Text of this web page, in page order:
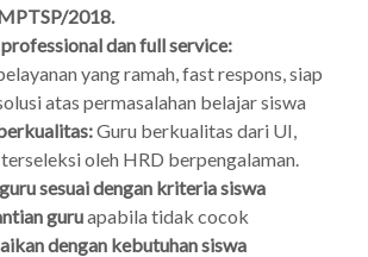
2018.
dan full service:
yang ramah, fast respons, siap
atas permasalahan belajar siswa
Guru berkualitas dari UI,
oleh HRD berpengalaman.
guru sesuai dengan kriteria siswa
guruapabila tidak cocok
dengan kebutuhan siswa